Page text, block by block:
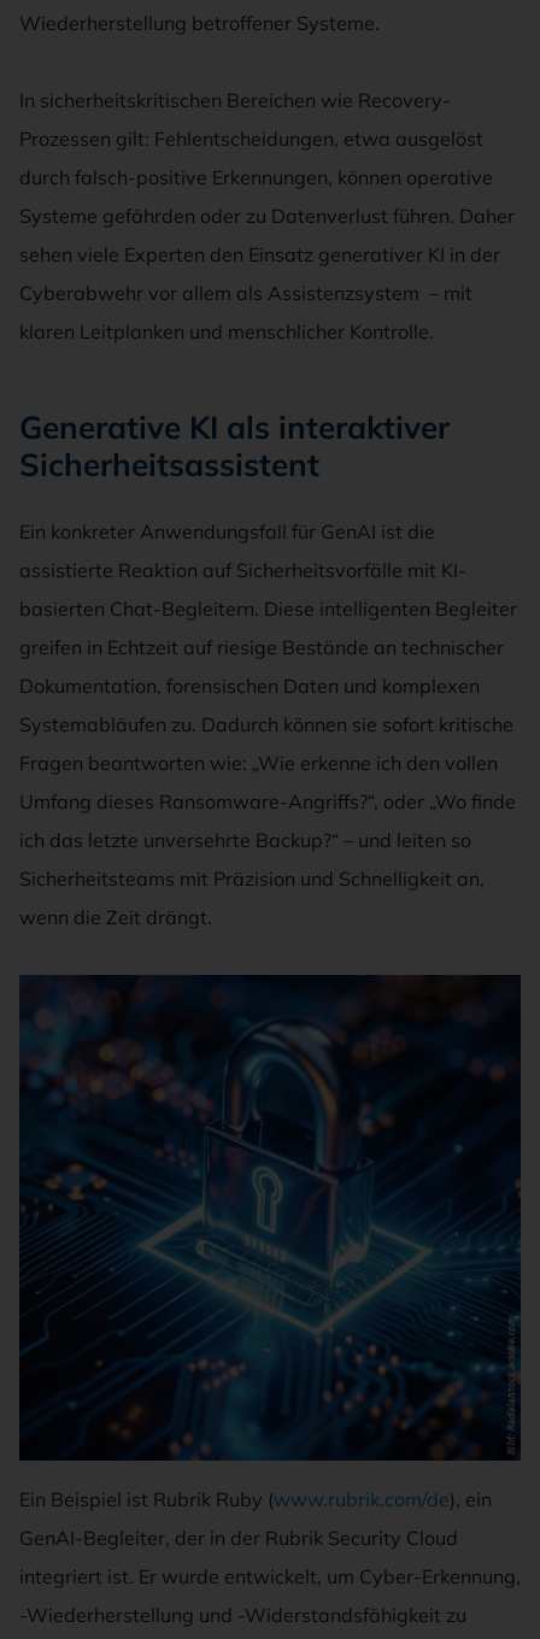
Wiederherstellung betroffener Systeme.
In sicherheitskritischen Bereichen wie Recovery-
Prozessen gilt: Fehlentscheidungen, etwa ausgelöst
durch falsch-positive Erkennungen, können operative
Systeme gefährden oder zu Datenverlust führen. Daher
sehen viele Experten den Einsatz generativer KI in der
Cyberabwehr vor allem als Assistenzsystem – mit
klaren Leitplanken und menschlicher Kontrolle.
Generative KI als interaktiver
Sicherheitsassistent
Ein konkreter Anwendungsfall für GenAI ist die
assistierte Reaktion auf Sicherheitsvorfälle mit KI-
basierten Chat-Begleitern. Diese intelligenten Begleiter
greifen in Echtzeit auf riesige Bestände an technischer
Dokumentation, forensischen Daten und komplexen
Systemabläufen zu. Dadurch können sie sofort kritische
Fragen beantworten wie: „Wie erkenne ich den vollen
Umfang dieses Ransomware-Angriffs?“, oder „Wo finde
ich das letzte unversehrte Backup?“ – und leiten so
Sicherheitsteams mit Präzision und Schnelligkeit an,
wenn die Zeit drängt.
Ein Beispiel ist Rubrik Ruby (www.rubrik.com/de), ein
GenAI-Begleiter, der in der Rubrik Security Cloud
integriert ist. Er wurde entwickelt, um Cyber-Erkennung,
-Wiederherstellung und -Widerstandsfähigkeit zu